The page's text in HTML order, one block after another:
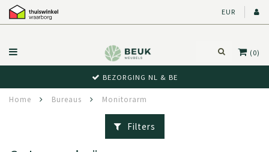
EUR
(0)
BEZORGING NL & BE
Home Bureaus Monitorarm
Filters